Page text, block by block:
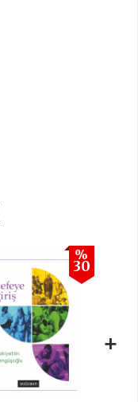
%
30
+